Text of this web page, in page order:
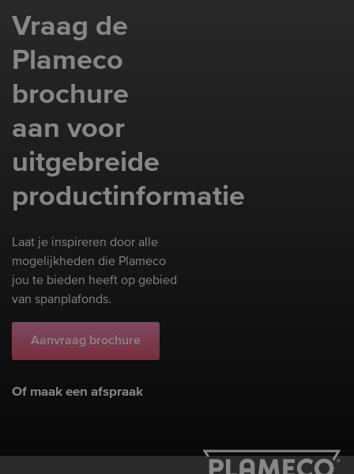
Vraag de
Plameco
brochure
aan voor
uitgebreide
productinformatie
Laat je inspireren door alle
mogelijkheden die Plameco
jou te bieden heeft op gebied
van spanplafonds.
Aanvraag brochure
Of maak een afspraak